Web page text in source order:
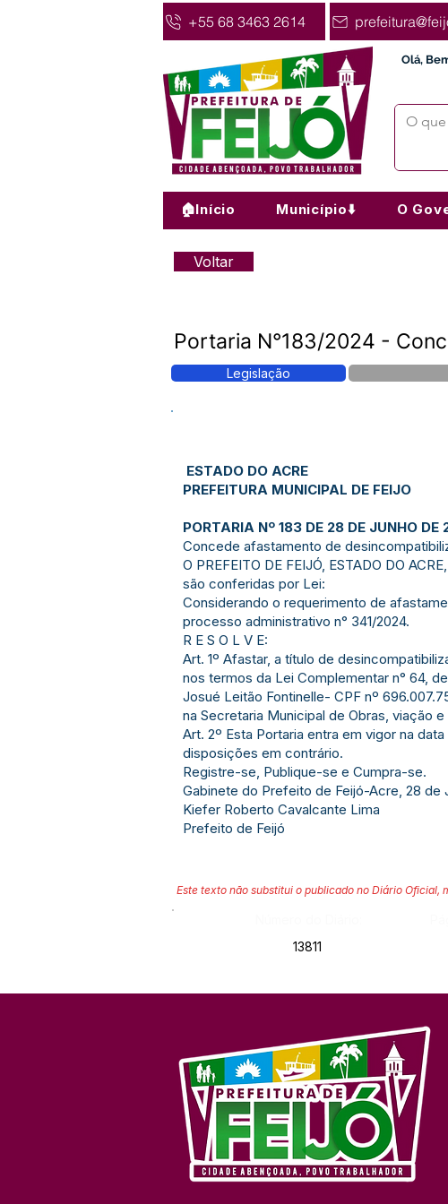
+55 68 3463 2614
Olá,
🏠Início Município⬇️ O
Voltar
Portaria N°183/2024 -
Legislação
ESTADO DO ACRE
PREFEITURA MUNICIPAL DE FEIJO
PORTARIA Nº 183 DE 28 DE JUNHO DE
Concede afastamento de
O PREFEITO DE FEIJÓ, ESTADO DO
são conferidas por Lei:
Considerando o requerimento de
processo administrativo n° 341/2024.
R E S O L V E:
Art. 1º Afastar, a título de
nos termos da Lei Complementar n° 64,
Josué Leitão Fontinelle- CPF nº
na Secretaria Municipal de Obras, viação e
Art. 2º Esta Portaria entra em vigor na
disposições em contrário.
Registre-se, Publique-se e Cumpra-se.
Gabinete do Prefeito de Feijó-Acre, 28 de
Kiefer Roberto Cavalcante Lima
Prefeito de Feijó
Este texto não substitui o publicado no Diário
13811